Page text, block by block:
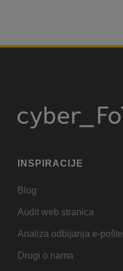
INSPIRACIJE
Blog
Audit web stranica
Analiza odbijanja e-pošte
Drugi o nama